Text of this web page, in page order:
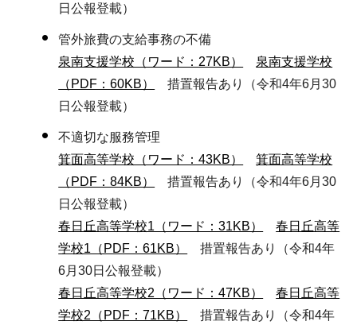
日公報登載）
管外旅費の支給事務の不備
泉南支援学校（ワード：27KB）
泉南支援学校
（PDF：60KB）
措置報告あり（令和4年6月30
日公報登載）
不適切な服務管理
箕面高等学校（ワード：43KB）
箕面高等学校
（PDF：84KB）
措置報告あり（令和4年6月30
日公報登載）
春日丘高等学校1（ワード：31KB）
春日丘高等
学校1（PDF：61KB）
措置報告あり（令和4年
6月30日公報登載）
春日丘高等学校2（ワード：47KB）
春日丘高等
学校2（PDF：71KB）
措置報告あり（令和4年